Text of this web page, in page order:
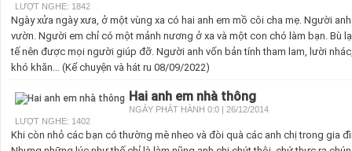
LƯỢT NGHE: 1842
Ngày xửa ngày xưa, ở một vùng xa có hai anh em mồ côi cha mẹ. Người
vườn. Người em chỉ có một mảnh nương ở xa và một con chó làm bạn. Bù
tế nên được mọi người giúp đỡ. Người anh vốn bản tính tham lam, lười
khó khăn... (Kể chuyện và hát ru 08/09/2022)
Hai anh em nhà thông
NGÀY PHÁT HÀNH 0:0 | 26/12/2014
LƯỢT NGHE: 1402
Khi còn nhỏ các bạn có thường mè nheo và đòi quà các anh chị trong gia